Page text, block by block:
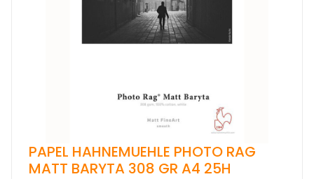
PAPEL HAHNEMUEHLE PHOTO RAG
MATT BARYTA 308 GR A4 25H